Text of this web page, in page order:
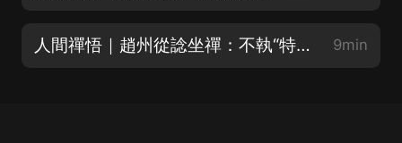
人間禪悟｜趙州從諗坐禪：不執“特殊”方是真修 9min